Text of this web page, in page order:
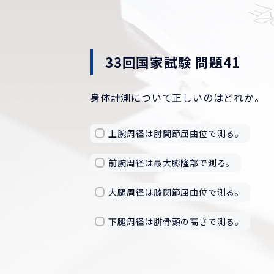
33回国家試験 問題41
身体計測について正しいのはどれか。
上腕周径は肘関節屈曲位で測る。
前腕周径は最大膨隆部で測る。
大腿周径は膝関節屈曲位で測る。
下腿周径は腓骨頭の高さで測る。